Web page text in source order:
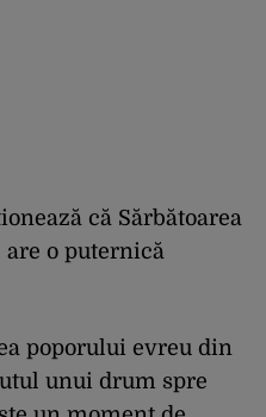
că Sărbătoarea
are o puternică
poporului evreu din
unui drum spre